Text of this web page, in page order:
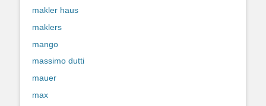
makler haus
maklers
mango
massimo dutti
mauer
max